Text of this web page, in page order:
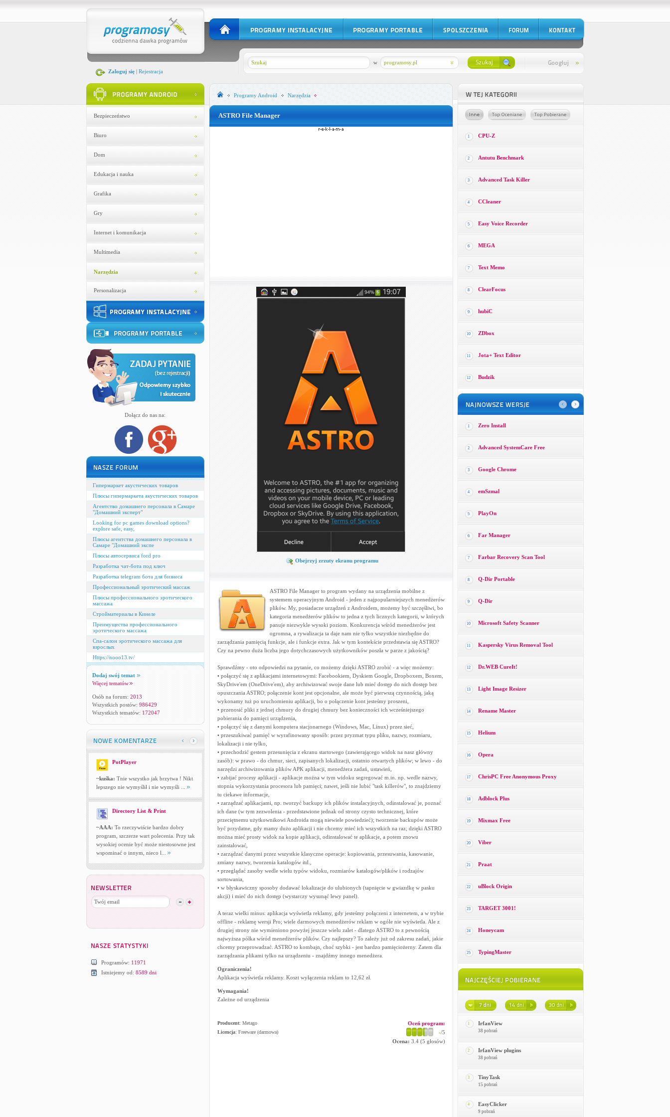
Zaloguj się| Rejestracja
programosy.pl
w
Bezpieczeństwo
Biuro
Dom
Edukacja i nauka
Grafika
Gry
Internet i komunikacja
Multimedia
Narzędzia
Personalizacja
Dołącz do nas na:
Гипермаркет акустических товаров
Плюсы гипермаркета акустических товаров
Агентство домашнего персонала в Самаре
"Домашний эксперт"
Looking for pc games download options?
explore safe, easy,
Плюсы агентства домашнего персонала в
Самаре "Домашний экспе
Плюсы автосервиса ford pro
Разработка чат-бота под ключ
Разработка telegram бота для бизнеса
Профессиональный эротический массаж
Плюсы профессионального эротического
массажа
Стройматериалы в Кинеле
Преимущества профессионального
эротического массажа
Спа-салон эротического массажа для
взрослых
Https://nooo13.tv/
Dodaj swój temat
Więcej tematów
Osób na forum: 2013
Wszystkich postów: 986429
Wszystkich tematów: 172047
PotPlayer
~kuśka: Tnie wszystko jak brzytwa ! Nikt
lepszego nie wymyślił i nie wymyśli ...
Directory List & Print
~AAA: To rzeczywiście bardzo dobry
program, szczerze wart polecenia. Przy tak
wysokiej ocenie być może niestosowne jest
wspominać o innym, nieco l...
Programów: 11971
Istniejemy od: 8589 dni
ProgramyAndroid Narzędzia
ASTRO File Manager
Obejrzyj zrzuty ekranu programu
ASTRO File Manager to program wydany na urządzenia mobilne z
systemem operacyjnym Android - jeden z najpopularniejszych menedżerów
plików. My, posiadacze urządzeń z Androidem, możemy być szczęśliwi, bo
kategoria menedżerów plików to jedna z tych licznych kategorii, w których
panuje niezwykle wysoki poziom. Konkurencja wśród menedżerów jest
ogromna, a rywalizacja ta daje nam nie tylko wszystkie niezbędne do
zarządzania pamięcią funkcje, ale i funkcje extra. Jak w tym kontekście przedstawia się ASTRO?
Czy na pewno duża liczba jego dotychczasowych użytkowników poszła w parze z jakością?
Sprawdźmy - oto odpowiedzi na pytanie, co możemy dzięki ASTRO zrobić - a więc możemy:
• połączyć się z aplikacjami internetowymi: Facebookiem, Dyskiem Google, Dropboxem, Boxem,
SkyDrive'em (OneDrive'em), aby archiwizować swoje dane lub mieć dostęp do nich dostęp bez
opuszczania ASTRO; połączenie kont jest opcjonalne, ale może być pierwszą czynnością, jaką
wykonamy tuż po uruchomieniu aplikacji, bo o połączenie kont jesteśmy proszeni,
• przenosić pliki z jednej chmury do drugiej chmury bez konieczności ich wcześniejszego
pobierania do pamięci urządzenia,
• połączyć się z danymi komputera stacjonarnego (Windows, Mac, Linux) przez sieć,
• przeszukiwać pamięć w wyrafinowany sposób: przez pryzmat typu pliku, nazwy, rozmiaru,
lokalizacji i nie tylko,
• przechodzić gestem przesunięcia z ekranu startowego (zawierającego widok na nasz główny
zasób): w prawo - do chmur, sieci, zapisanych lokalizacji, ostatnio otwartych plików; w lewo - do
narzędzi archiwizowania plików APK aplikacji, menedżera zadań, ustawień,
• zabijać procesy aplikacji - aplikacje można w tym widoku segregować m.in. np. wedle nazwy,
stopnia wykorzystania procesora lub pamięci; nawet, jeśli nie lubić "task killerów", to znajdziemy
tu ciekawe informacje,
• zarządzać aplikacjami, np. tworzyć backupy ich plików instalacyjnych, odinstalować je, poznać
ich dane (w tym zezwolenia - przedstawione jednak od strony czysto technicznej, które
przeciętnemu użytkownikowi Androida mogą niewiele powiedzieć); tworzenie backupów może
być przydatne, gdy mamy dużo aplikacji i nie chcemy mieć ich wszystkich na raz; dzięki ASTRO
można mieć prosty widok na kopie aplikacji, odinstalować te aplikacje, a potem znowu
zainstalować,
• zarządzać danymi przez wszystkie klasyczne operacje: kopiowania, przesuwania, kasowanie,
zmiany nazwy, tworzenia katalogów itd.,
• przeglądać zasoby wedle wielu typów widoku, rozmiarów katalogów/plików i rodzajów
sortowania,
• w błyskawiczny sposoby dodawać lokalizacje do ulubionych (tapnięcie w gwiazdkę w pasku
akcji) i mieć do nich dostęp (wystarczy wysunąć lewy panel).
A teraz wielki minus: aplikacja wyświetla reklamy, gdy jesteśmy połączeni z internetem, a w trybie
offline - reklamę wersji Pro; wiele darmowych menedżerów reklam w ogóle nie wyświetla. Ale z
drugiej strony nie wymieniono powyżej jeszcze wielu zalet - dlatego ASTRO to z pewnością
najwyższa półka wśród menedżerów plików. Czy najlepszy? To zależy już od zakresu zadań, jakie
chcemy przeprowadzać. ASTRO to kombajn, choć szybki - jest bardzo pamięciożerny. Zatem dla
zarządzania plikami tylko na urządzeniu - znajdźmy innego menedżera.
Ograniczenia!
Aplikacja wyświetla reklamy. Koszt wyłączenia reklam to 12,62 zł.
Wymagania!
Zależne od urządzenia
Producent: Metago
Licencja: Freeware (darmowa)
Oceń program:
-/5
Ocena: 3.4(5 głosów)
1 CPU-Z
2 Antutu Benchmark
3 Advanced Task Killer
4 CCleaner
5 Easy Voice Recorder
6 MEGA
7 Text Memo
8 ClearFocus
9 hubiC
10 ZDbox
11 Jota+ Text Editor
12 Budzik
1 Zero Install
2 Advanced SystemCare Free
3 Google Chrome
4 emSzmal
5 PlayOn
6 Far Manager
7 Farbar Recovery Scan Tool
8 Q-Dir Portable
9 Q-Dir
10 Microsoft Safety Scanner
11 Kaspersky Virus Removal Tool
12 Dr.WEB CureIt!
13 Light Image Resizer
14 Rename Master
15 Helium
16 Opera
17 ChrisPC Free Anonymous Proxy
18 Adblock Plus
19 Mixmax Free
20 Viber
21 Praat
22 uBlock Origin
23 TARGET 3001!
24 Honeycam
25 TypingMaster
1 IrfanView
38 pobrań
2 IrfanView plugins
38 pobrań
3 TinyTask
15 pobrań
4 EasyClicker
9 pobrań